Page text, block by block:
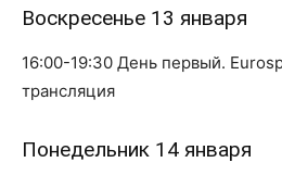
Воскресенье 13 января
16:00-19:30 День первый.
трансляция
Понедельник 14 января